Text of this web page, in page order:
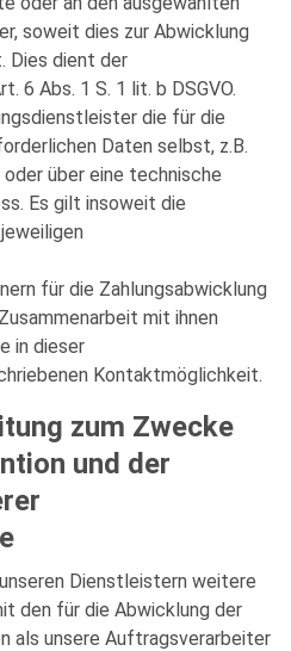
soweit dies zur Abwicklung
Dies dient der
6 Abs. 1 S. 1 lit. b DSGVO.
die für die
Daten selbst, z.B.
über eine technische
Es gilt insoweit die
für die Zahlungsabwicklung
mit ihnen
in dieser
Kontaktmöglichkeit.
zum Zwecke
und der
Dienstleistern weitere
den für die Abwicklung der
als unsere Auftragsverarbeiter